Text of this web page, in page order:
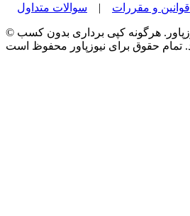
قوانین و مقررات | سوالات متداول
© طراحی و توسعه : نیوزپاور. هرگونه کپی برداری بدون کسب